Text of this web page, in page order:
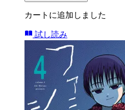
カートに追加しました
試し読み